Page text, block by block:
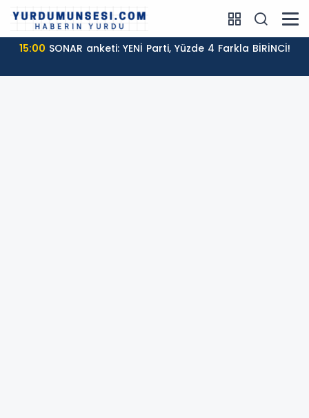
15:00 SONAR anketi: YENİ Parti, Yüzde 4 Farkla BİRİNCİ!